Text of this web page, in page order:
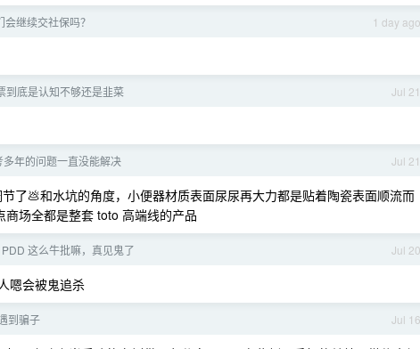
1 day ago
继续交社保吗？
Jul 21
到底是认知不够还是韭菜
Jul 21
年的问题一直没能解决
了💩和水坑的角度，小便器材质表面尿尿再大力都是贴着陶瓷表面顺流而
场全都是整套 toto 高端线的产品
Jul 20
这么牛批嘛，真见鬼了
嗯会被鬼追杀
Jul 16
到骗子